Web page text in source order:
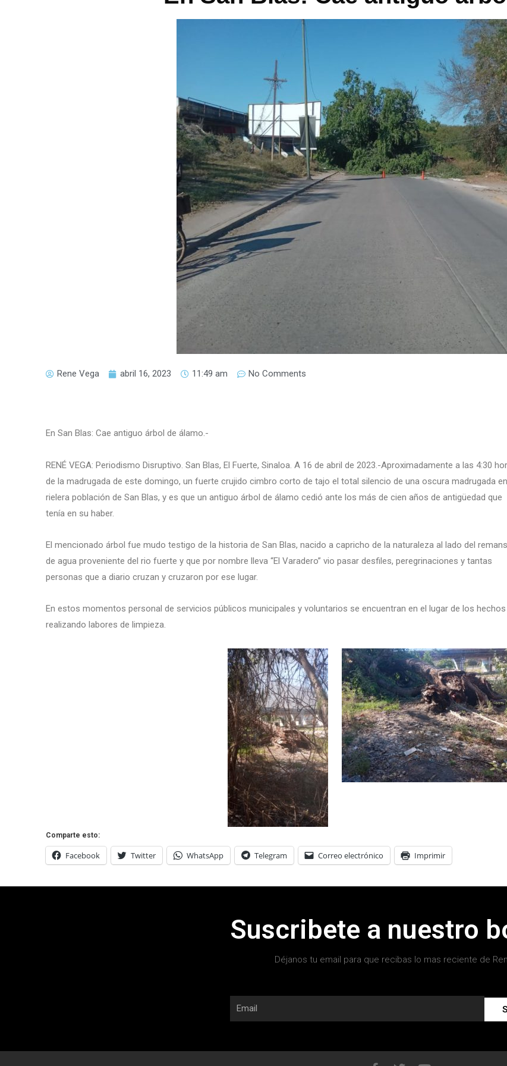
Rene Vega abril 16, 2023 11:49 am No Comments
En San Blas: Cae antiguo árbol de álamo.-
RENÉ VEGA: Periodismo Disruptivo. San Blas, El Fuerte, Sinaloa. A 16 de abril de 2023.-Aproximadamente a las 4:30
de la madrugada de este domingo, un fuerte crujido cimbro corto de tajo el total silencio de una oscura madrugada
rielera población de San Blas, y es que un antiguo árbol de álamo cedió ante los más de cien años de antigüedad que
tenía en su haber.
El mencionado árbol fue mudo testigo de la historia de San Blas, nacido a capricho de la naturaleza al lado del
de agua proveniente del rio fuerte y que por nombre lleva “El Varadero” vio pasar desfiles, peregrinaciones y tantas
personas que a diario cruzan y cruzaron por ese lugar.
En estos momentos personal de servicios públicos municipales y voluntarios se encuentran en el lugar de los hechos
realizando labores de limpieza.
Comparte esto:
Facebook Twitter WhatsApp Telegram Correo electrónico Imprimir
Suscribete a nuestro
Déjanos tu email para que recibas lo mas reciente de